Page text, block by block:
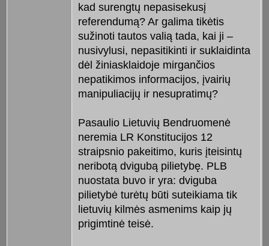
kad surengtų nepasisekusį
referendumą? Ar galima tikėtis
sužinoti tautos valią tada, kai ji –
nusivylusi, nepasitikinti ir suklaidinta
dėl žiniasklaidoje mirgančios
nepatikimos informacijos, įvairių
manipuliacijų ir nesupratimų?
Pasaulio Lietuvių Bendruomenė
neremia LR Konstitucijos 12
straipsnio pakeitimo, kuris įteisintų
neribotą dvigubą pilietybę. PLB
nuostata buvo ir yra: dviguba
pilietybė turėtų būti suteikiama tik
lietuvių kilmės asmenims kaip jų
prigimtinė teisė.